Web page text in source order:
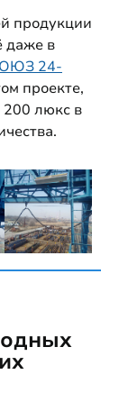
продукции
даже в
24-
проекте,
200 люкс в